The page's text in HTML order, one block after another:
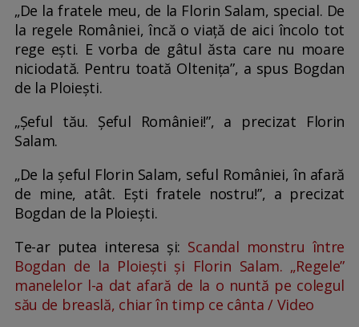
„De la fratele meu, de la Florin Salam, special. De
la regele României, încă o viață de aici încolo tot
rege ești. E vorba de gâtul ăsta care nu moare
niciodată. Pentru toată Oltenița”, a spus Bogdan
de la Ploiești.
„Șeful tău. Șeful României!”, a precizat Florin
Salam.
„De la șeful Florin Salam, seful României, în afară
de mine, atât. Ești fratele nostru!”, a precizat
Bogdan de la Ploiești.
Te-ar putea interesa și: Scandal monstru între
Bogdan de la Ploiești și Florin Salam. „Regele”
manelelor l-a dat afară de la o nuntă pe colegul
său de breaslă, chiar în timp ce cânta / Video